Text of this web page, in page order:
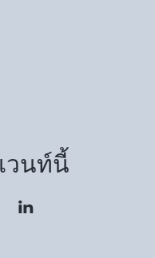
วนท์นี้